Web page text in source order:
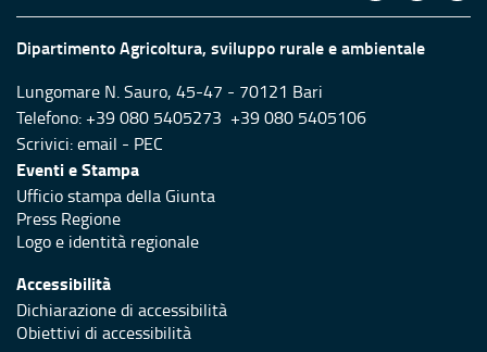
Dipartimento Agricoltura, sviluppo rurale e ambientale
Lungomare N. Sauro, 45-47 - 70121 Bari
Telefono: +39 080 5405273 +39 080 5405106
Scrivici:email - PEC
Eventi e Stampa
Ufficio stampa della Giunta
Press Regione
Logo e identità regionale
Accessibilità
Dichiarazione di accessibilità
Obiettivi di accessibilità